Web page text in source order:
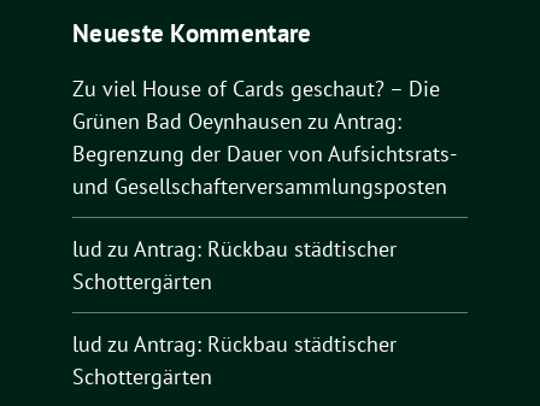
Neueste Kommentare
Zu viel House of Cards geschaut? – Die
Grünen Bad Oeynhausen zu Antrag:
Begrenzung der Dauer von Aufsichtsrats-
und Gesellschafterversammlungsposten
lud zu Antrag: Rückbau städtischer
Schottergärten
lud zu Antrag: Rückbau städtischer
Schottergärten